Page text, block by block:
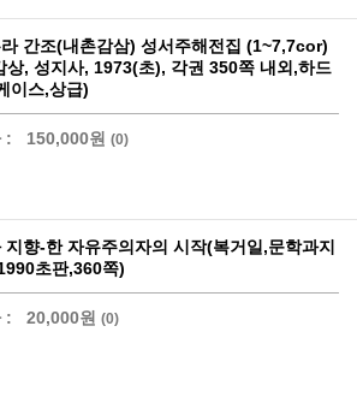
간조(내촌감삼) 성서주해전집 (1~7,7cor)
상, 성지사, 1973(초), 각권 350쪽 내외,하드
이스,상급)
: 150,000원 (0)
지향-한 자유주의자의 시작(복거일,문학과지
초판,360쪽)
: 20,000원 (0)